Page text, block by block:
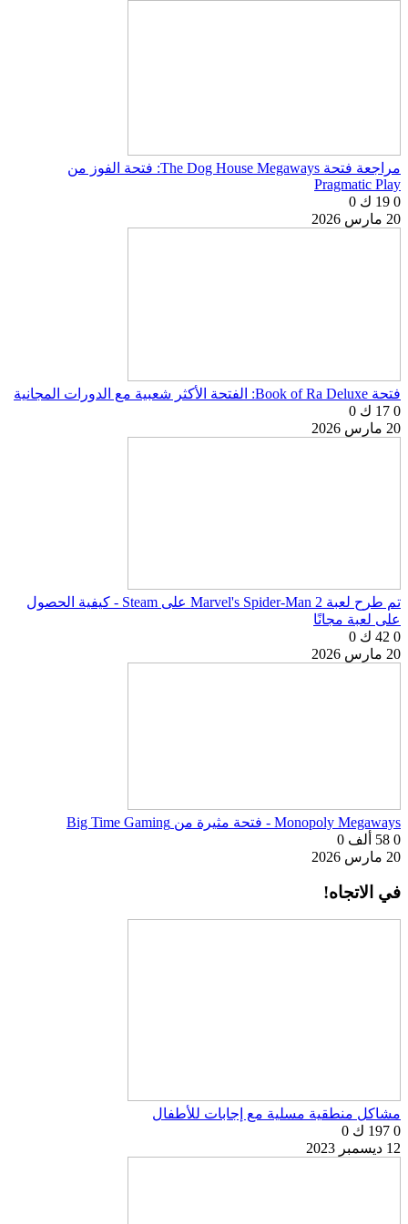
مراجعة فتحة The Dog House Megaways: فتحة الفوز من
Pragmatic Play
0 19 ك
0
20 مارس 2026
فتحة Book of Ra Deluxe: الفتحة الأكثر شعبية مع الدورات المجانية
0 17 ك
0
20 مارس 2026
تم طرح لعبة Marvel's Spider-Man 2 على Steam - كيفية الحصول
على لعبة مجانًا
0 42 ك
0
20 مارس 2026
Monopoly Megaways - فتحة مثيرة من Big Time Gaming
0 58 ألف
0
20 مارس 2026
في الاتجاه!
مشاكل منطقية مسلية مع إجابات للأطفال
0 197 ك
0
12 ديسمبر 2023